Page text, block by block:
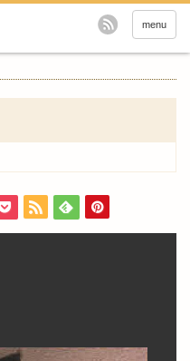
menu